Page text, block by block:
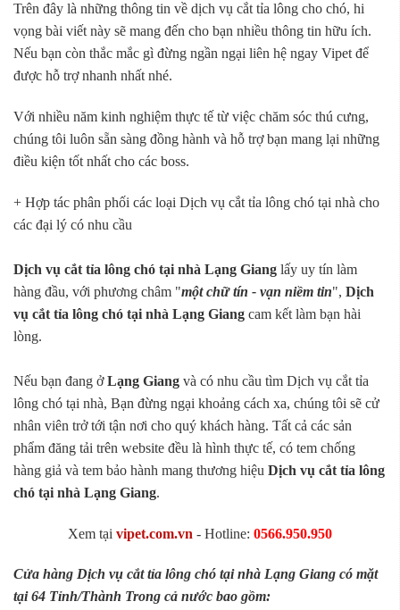
Trên đây là những thông tin về dịch vụ cắt tỉa lông cho chó, hi
vọng bài viết này sẽ mang đến cho bạn nhiều thông tin hữu ích.
Nếu bạn còn thắc mắc gì đừng ngần ngại liên hệ ngay Vipet để
được hỗ trợ nhanh nhất nhé.
Với nhiều năm kinh nghiệm thực tế từ việc chăm sóc thú cưng,
chúng tôi luôn sẵn sàng đồng hành và hỗ trợ bạn mang lại những
điều kiện tốt nhất cho các boss.
+ Hợp tác phân phối các loại Dịch vụ cắt tỉa lông chó tại nhà cho
các đại lý có nhu cầu
Dịch vụ cắt tỉa lông chó tại nhà Lạng Giang lấy uy tín làm
hàng đầu, với phương châm "một chữ tín - vạn niềm tin", Dịch
vụ cắt tỉa lông chó tại nhà Lạng Giang cam kết làm bạn hài
lòng.
Nếu bạn đang ởLạng Giang và có nhu cầu tìm Dịch vụ cắt tỉa
lông chó tại nhà, Bạn đừng ngại khoảng cách xa, chúng tôi sẽ cử
nhân viên trở tới tận nơi cho quý khách hàng. Tất cả các sản
phẩm đăng tải trên website đều là hình thực tế, có tem chống
hàng giả và tem bảo hành mang thương hiệu Dịch vụ cắt tỉa lông
chó tại nhà Lạng Giang.
Xem tại vipet.com.vn - Hotline: 0566.950.950
Cửa hàng Dịch vụ cắt tỉa lông chó tại nhà Lạng Giang có mặt
tại 64 Tỉnh/Thành Trong cả nước bao gồm: